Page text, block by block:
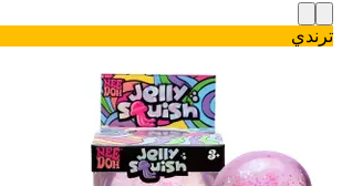
ترندي